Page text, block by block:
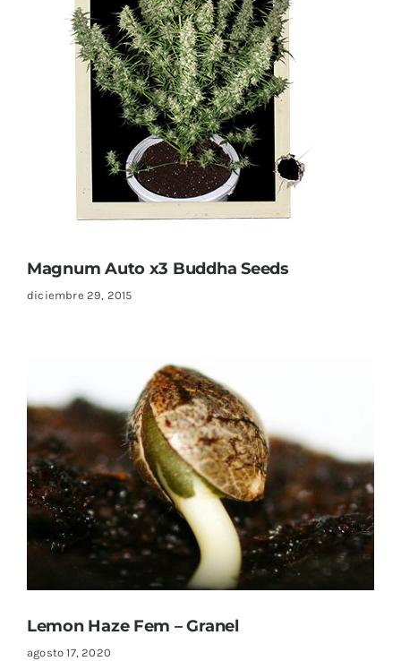
Magnum Auto x3 Buddha Seeds
diciembre 29, 2015
Lemon Haze Fem – Granel
agosto 17, 2020